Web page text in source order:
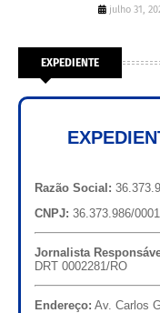
julho 31,
EXPEDIENTE
Razão Social:
CNPJ: 36.373.986/
Jornalista
DRT 0002281/RO
Endereço: Av. Carlos